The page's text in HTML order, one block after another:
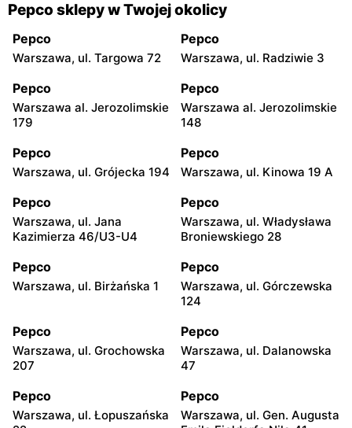
Pepco sklepy w Twojej okolicy
Pepco
Warszawa, ul. Targowa 72
Pepco
Warszawa, ul. Radziwie 3
Pepco
Warszawa al. Jerozolimskie
179
Pepco
Warszawa al. Jerozolimskie
148
Pepco
Warszawa, ul. Grójecka 194
Pepco
Warszawa, ul. Kinowa 19 A
Pepco
Warszawa, ul. Jana
Kazimierza 46/U3-U4
Pepco
Warszawa, ul. Władysława
Broniewskiego 28
Pepco
Warszawa, ul. Birżańska 1
Pepco
Warszawa, ul. Górczewska
124
Pepco
Warszawa, ul. Grochowska
207
Pepco
Warszawa, ul. Dalanowska
47
Pepco
Warszawa, ul. Łopuszańska
Pepco
Warszawa, ul. Gen. Augusta